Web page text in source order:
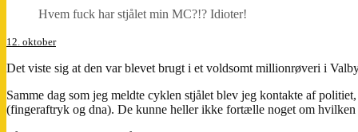
Hvem fuck har stjålet min MC?!? Idioter!
12. oktober
Det viste sig at den var blevet brugt i et voldsomt millionrøveri i
Samme dag som jeg meldte cyklen stjålet blev jeg kontakte af
(fingeraftryk og dna). De kunne heller ikke fortælle noget om